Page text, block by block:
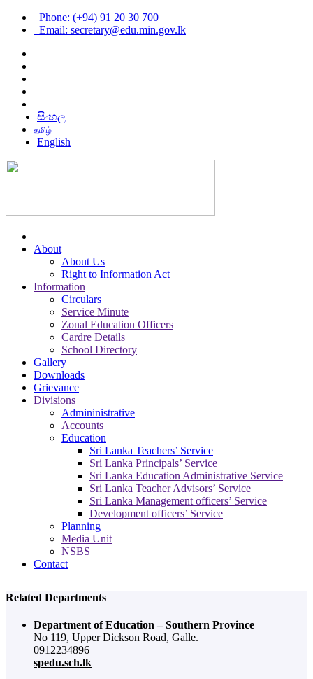
Phone: (+94) 91 20 30 700
Email: secretary@edu.min.gov.lk
සිංහල
தமிழ்
English
About
About Us
Right to Information Act
Information
Circulars
Service Minute
Zonal Education Officers
Cardre Details
School Directory
Gallery
Downloads
Grievance
Divisions
Admininistrative
Accounts
Education
Sri Lanka Teachers’ Service
Sri Lanka Principals’ Service
Sri Lanka Education Administrative Service
Sri Lanka Teacher Advisors’ Service
Sri Lanka Management officers’ Service
Development officers’ Service
Planning
Media Unit
NSBS
Contact
Related Departments
Department of Education – Southern Province
No 119, Upper Dickson Road, Galle.
0912234896
spedu.sch.lk